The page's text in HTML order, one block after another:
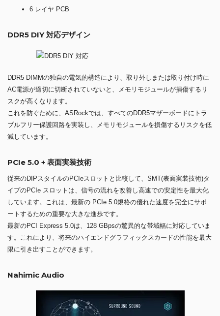
6 レイヤ PCB
DDR5 DIY 対応デザイン
DDR5 DIMMの独自の電気的構造により、取り外しまたは取り付け時に
AC電源が適切に切断されていないと、メモリモジュールが損傷するリ
スクが高くなります。
これを防ぐために、ASRockでは、すべてのDDR5マザーボードにトラ
ブルフリー保護回路を実装し、メモリモジュールを損傷するリスクを低
減しています。
PCIe 5.0 + 表面実装技術
従来のDIPスタイルのPCIeスロットと比較して、SMT(表面実装技術)タ
イプのPCIe スロットは、信号の流れを改善し高速での安定性を最大化
しています。これは、最新の PCIe 5.0規格の優れた速度を完全にサポ
ートするための重要な大きな進歩です。
最新のPCI Express 5.0は、128 GBpsの驚異的な帯域幅に対応していま
す。これにより、将来のハイエンドグラフィックスカードの性能を最大
限に引き出すことができます。
Nahimic Audio